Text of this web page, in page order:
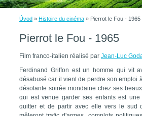
Úvod » Histoire du cinéma » Pierrot le Fou - 1965
Pierrot le Fou - 1965
Film franco-italien réalisé par Jean-Luc
Ferdinand Griffon est un homme qui vit
désabusé car il vient de perdre son emploi
désolante soirée mondaine chez ses
qui est venue garder ses enfants est
quitter et de partir avec elle vers le sud